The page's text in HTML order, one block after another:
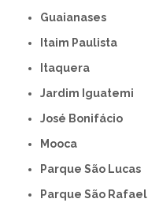
Guaianases
Itaim Paulista
Itaquera
Jardim Iguatemi
José Bonifácio
Mooca
Parque São Lucas
Parque São Rafael